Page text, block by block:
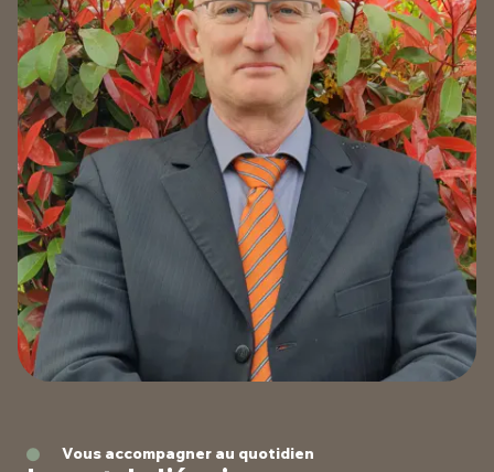
Vous accompagner au quotidien